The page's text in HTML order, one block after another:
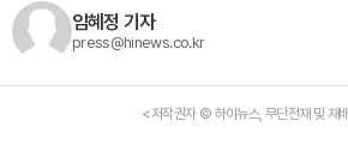
임혜정 기자
press@hinews.co.kr
<저작권자 © 하이뉴스, 무단전재 및 재